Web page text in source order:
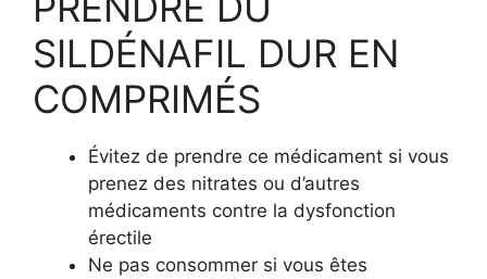
SILDÉNAFIL DUR EN
COMPRIMÉS
Évitez de prendre ce médicament si vous
prenez des nitrates ou d’autres
médicaments contre la dysfonction
érectile
Ne pas consommer si vous êtes